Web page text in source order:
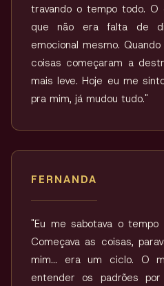
travando o tempo todo.
que não era falta de
emocional mesmo.
coisas começaram a
mais leve. Hoje eu me
pra mim, já mudou tudo."
FERNANDA
"Eu me sabotava o
Começava as coisas,
mim… era um ciclo. O
entender os padrões